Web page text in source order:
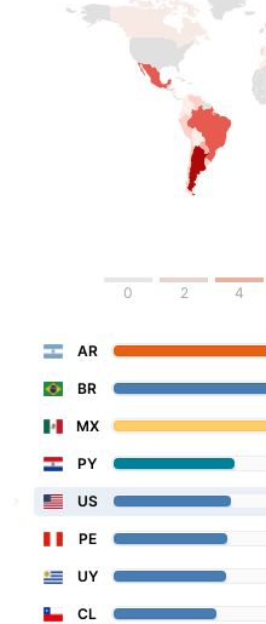
0 2 4
AR
BR
MX
PY
US
PE
UY
CL